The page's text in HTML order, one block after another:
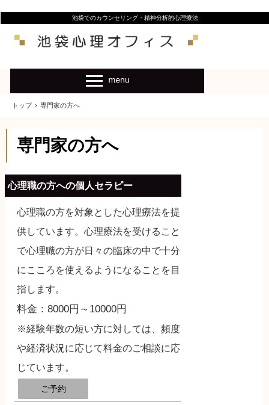
池袋でのカウンセリング・精神分析的心理療法
トップ › 専門家の方へ
専門家の方へ
心理職の方への個人セラピー
心理職の方を対象とした心理療法を提
供しています。心理療法を受けること
で心理職の方が日々の臨床の中で十分
にこころを使えるようになることを目
指します。
料金：8000円～10000円
※経験年数の短い方に対しては、頻度
や経済状況に応じて料金のご相談に応
じています。
ご予約